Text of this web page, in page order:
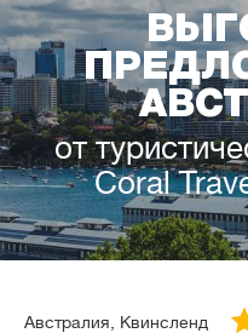
от
Coral
Австралия, Квинсленд